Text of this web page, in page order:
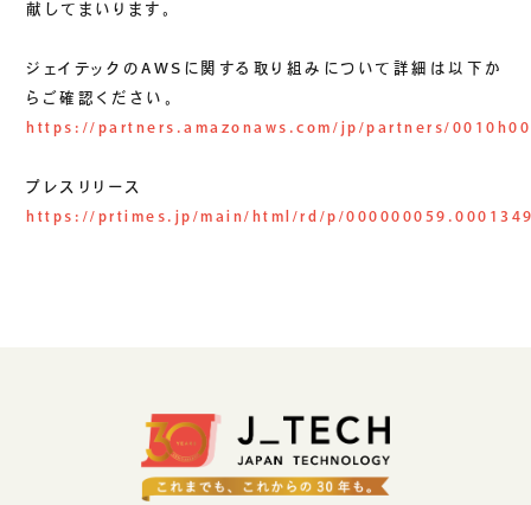
献してまいります。
ジェイテックのAWSに関する取り組みについて詳細は以下か
らご確認ください。
https://partners.amazonaws.com/jp/partners/
プレスリリース
https://prtimes.jp/main/html/rd/p/